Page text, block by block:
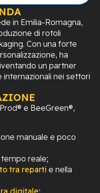
in Emilia-Romagna,
di rotoli
Con una forte
ha
un partner
internazionali nei settori
e BeeGreen®,
manuale e poco
tempo reale;
tra reparti e nella